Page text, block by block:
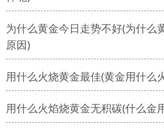
为什么黄金今日走势不好(为什么
原因)
用什么火烧黄金最佳(黄金用什么
用什么火焰烧黄金无积碳(什么金